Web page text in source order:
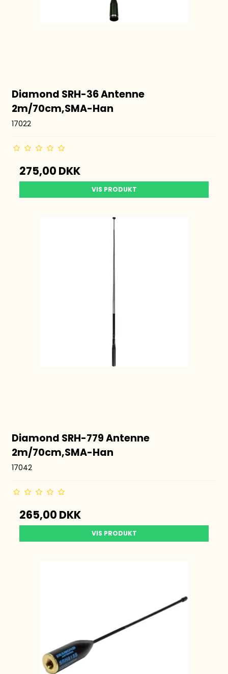
Diamond SRH-36 Antenne
2m/70cm,SMA-Han
17022
275,00 DKK
VIS PRODUKT
Diamond SRH-779 Antenne
2m/70cm,SMA-Han
17042
265,00 DKK
VIS PRODUKT